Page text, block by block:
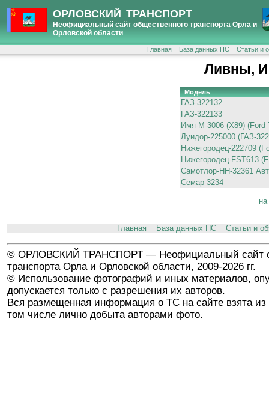
ОРЛОВСКИЙ ТРАНСПОРТ
Неофициальный сайт общественного транспорта Орла и
Орловской области
Главная База данных ПС Статьи и
Ливны,
Модель
ГАЗ-322132
ГАЗ-322133
Имя-М-3006 (X89) (Ford
Луидор-225000 (ГАЗ-
Нижегородец-222709
Нижегородец-FST613
Самотлор-НН-32361
Семар-3234
Главная База данных ПС Статьи и
© ОРЛОВСКИЙ ТРАНСПОРТ — Неофициальный сайт
транспорта Орла и Орловской области, 2009-2026 гг.
© Использование фотографий и иных материалов,
допускается только с разрешения их авторов.
Вся размещенная информация о ТС на сайте взята из
том числе лично добыта авторами фото.